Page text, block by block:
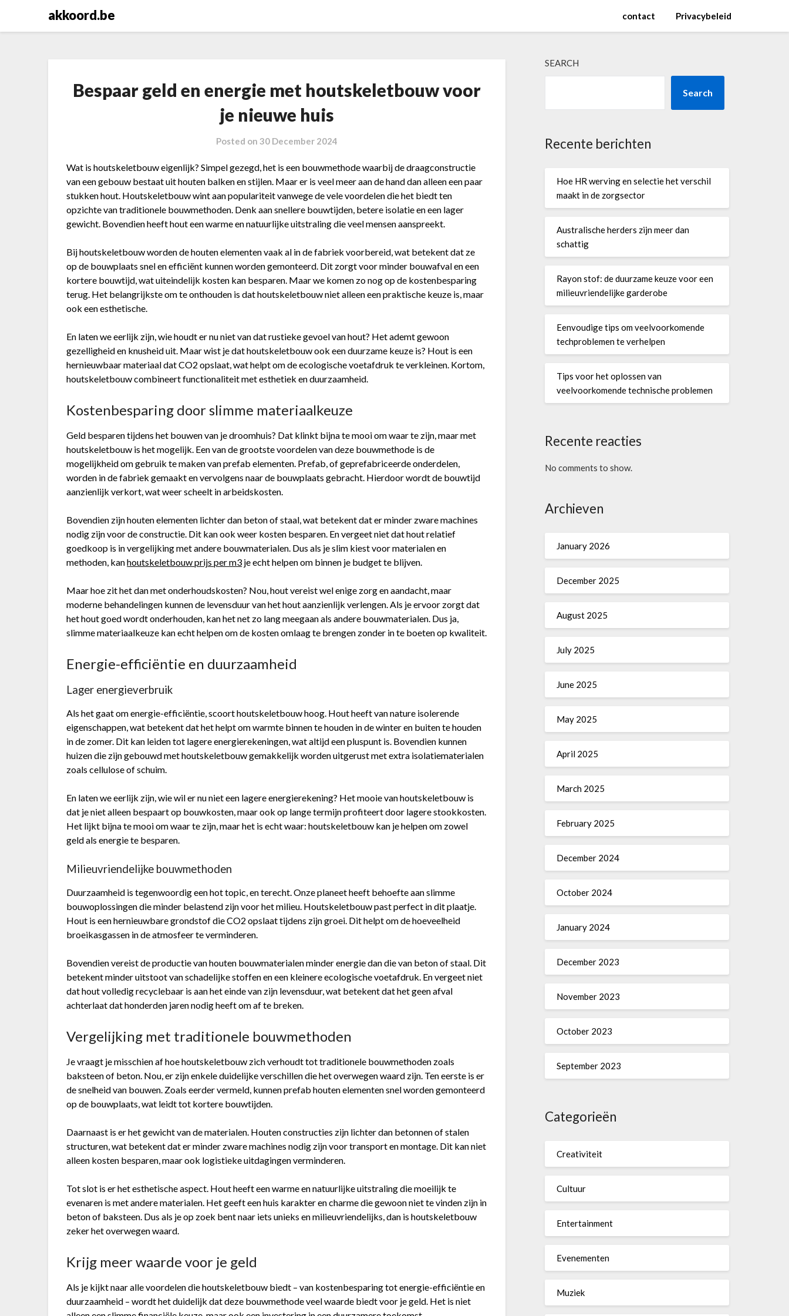
akkoord.be contact Privacybeleid
Bespaar geld en energie met houtskeletbouw voor
je nieuwe huis
Posted on 30 December 2024
Wat is houtskeletbouw eigenlijk? Simpel gezegd, het is een bouwmethode waarbij de draagconstructie
van een gebouw bestaat uit houten balken en stijlen. Maar er is veel meer aan de hand dan alleen een paar
stukken hout. Houtskeletbouw wint aan populariteit vanwege de vele voordelen die het biedt ten
opzichte van traditionele bouwmethoden. Denk aan snellere bouwtijden, betere isolatie en een lager
gewicht. Bovendien heeft hout een warme en natuurlijke uitstraling die veel mensen aanspreekt.
Bij houtskeletbouw worden de houten elementen vaak al in de fabriek voorbereid, wat betekent dat ze
op de bouwplaats snel en efficiënt kunnen worden gemonteerd. Dit zorgt voor minder bouwafval en een
kortere bouwtijd, wat uiteindelijk kosten kan besparen. Maar we komen zo nog op de kostenbesparing
terug. Het belangrijkste om te onthouden is dat houtskeletbouw niet alleen een praktische keuze is, maar
ook een esthetische.
En laten we eerlijk zijn, wie houdt er nu niet van dat rustieke gevoel van hout? Het ademt gewoon
gezelligheid en knusheid uit. Maar wist je dat houtskeletbouw ook een duurzame keuze is? Hout is een
hernieuwbaar materiaal dat CO2 opslaat, wat helpt om de ecologische voetafdruk te verkleinen. Kortom,
houtskeletbouw combineert functionaliteit met esthetiek en duurzaamheid.
Kostenbesparing door slimme materiaalkeuze
Geld besparen tijdens het bouwen van je droomhuis? Dat klinkt bijna te mooi om waar te zijn, maar met
houtskeletbouw is het mogelijk. Een van de grootste voordelen van deze bouwmethode is de
mogelijkheid om gebruik te maken van prefab elementen. Prefab, of geprefabriceerde onderdelen,
worden in de fabriek gemaakt en vervolgens naar de bouwplaats gebracht. Hierdoor wordt de bouwtijd
aanzienlijk verkort, wat weer scheelt in arbeidskosten.
Bovendien zijn houten elementen lichter dan beton of staal, wat betekent dat er minder zware machines
nodig zijn voor de constructie. Dit kan ook weer kosten besparen. En vergeet niet dat hout relatief
goedkoop is in vergelijking met andere bouwmaterialen. Dus als je slim kiest voor materialen en
methoden, kanhoutskeletbouw prijs per m3 je echt helpen om binnen je budget te blijven.
Maar hoe zit het dan met onderhoudskosten? Nou, hout vereist wel enige zorg en aandacht, maar
moderne behandelingen kunnen de levensduur van het hout aanzienlijk verlengen. Als je ervoor zorgt dat
het hout goed wordt onderhouden, kan het net zo lang meegaan als andere bouwmaterialen. Dus ja,
slimme materiaalkeuze kan echt helpen om de kosten omlaag te brengen zonder in te boeten op kwaliteit.
Energie-efficiëntie en duurzaamheid
Lager energieverbruik
Als het gaat om energie-efficiëntie, scoort houtskeletbouw hoog. Hout heeft van nature isolerende
eigenschappen, wat betekent dat het helpt om warmte binnen te houden in de winter en buiten te houden
in de zomer. Dit kan leiden tot lagere energierekeningen, wat altijd een pluspunt is. Bovendien kunnen
huizen die zijn gebouwd met houtskeletbouw gemakkelijk worden uitgerust met extra isolatiematerialen
zoals cellulose of schuim.
En laten we eerlijk zijn, wie wil er nu niet een lagere energierekening? Het mooie van houtskeletbouw is
dat je niet alleen bespaart op bouwkosten, maar ook op lange termijn profiteert door lagere stookkosten.
Het lijkt bijna te mooi om waar te zijn, maar het is echt waar: houtskeletbouw kan je helpen om zowel
geld als energie te besparen.
Milieuvriendelijke bouwmethoden
Duurzaamheid is tegenwoordig een hot topic, en terecht. Onze planeet heeft behoefte aan slimme
bouwoplossingen die minder belastend zijn voor het milieu. Houtskeletbouw past perfect in dit plaatje.
Hout is een hernieuwbare grondstof die CO2 opslaat tijdens zijn groei. Dit helpt om de hoeveelheid
broeikasgassen in de atmosfeer te verminderen.
Bovendien vereist de productie van houten bouwmaterialen minder energie dan die van beton of staal. Dit
betekent minder uitstoot van schadelijke stoffen en een kleinere ecologische voetafdruk. En vergeet niet
dat hout volledig recyclebaar is aan het einde van zijn levensduur, wat betekent dat het geen afval
achterlaat dat honderden jaren nodig heeft om af te breken.
Vergelijking met traditionele bouwmethoden
Je vraagt je misschien af hoe houtskeletbouw zich verhoudt tot traditionele bouwmethoden zoals
baksteen of beton. Nou, er zijn enkele duidelijke verschillen die het overwegen waard zijn. Ten eerste is er
de snelheid van bouwen. Zoals eerder vermeld, kunnen prefab houten elementen snel worden gemonteerd
op de bouwplaats, wat leidt tot kortere bouwtijden.
Daarnaast is er het gewicht van de materialen. Houten constructies zijn lichter dan betonnen of stalen
structuren, wat betekent dat er minder zware machines nodig zijn voor transport en montage. Dit kan niet
alleen kosten besparen, maar ook logistieke uitdagingen verminderen.
Tot slot is er het esthetische aspect. Hout heeft een warme en natuurlijke uitstraling die moeilijk te
evenaren is met andere materialen. Het geeft een huis karakter en charme die gewoon niet te vinden zijn in
beton of baksteen. Dus als je op zoek bent naar iets unieks en milieuvriendelijks, dan is houtskeletbouw
zeker het overwegen waard.
Krijg meer waarde voor je geld
Als je kijkt naar alle voordelen die houtskeletbouw biedt – van kostenbesparing tot energie-efficiëntie en
duurzaamheid – wordt het duidelijk dat deze bouwmethode veel waarde biedt voor je geld. Het is niet
SEARCH
Search
Recente berichten
Hoe HR werving en selectie het verschil
maakt in de zorgsector
Australische herders zijn meer dan
schattig
Rayon stof: de duurzame keuze voor een
milieuvriendelijke garderobe
Eenvoudige tips om veelvoorkomende
techproblemen te verhelpen
Tips voor het oplossen van
veelvoorkomende technische problemen
Recente reacties
No comments to show.
Archieven
January 2026
December 2025
August 2025
July 2025
June 2025
May 2025
April 2025
March 2025
February 2025
December 2024
October 2024
January 2024
December 2023
November 2023
October 2023
September 2023
Categorieën
Creativiteit
Cultuur
Entertainment
Evenementen
Muziek